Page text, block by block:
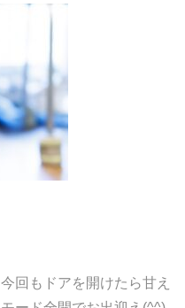
今回もドアを開けたら甘え